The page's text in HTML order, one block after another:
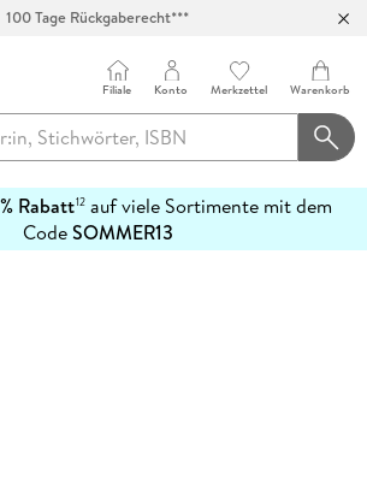
100 Tage Rückgaberecht***
Filiale Konto Merkzettel Warenkorb
Rabatt12auf viele Sortimente mit dem
CodeSOMMER13